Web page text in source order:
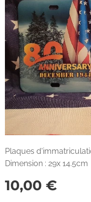
Plaques
Dimension : 29x 14.5cm
10,00 €